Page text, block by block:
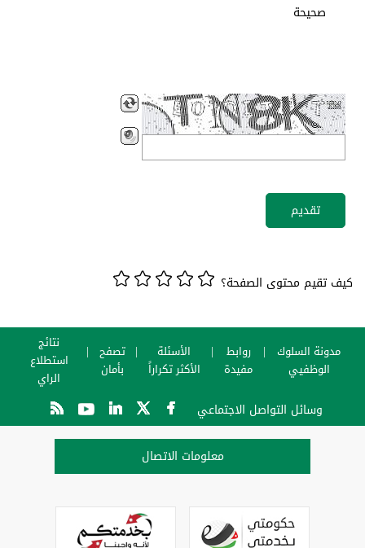
صحيحة
كيف تقيم محتوى الصفحة؟
مدونة السلوك
الوظفيي
روابط
مفيدة
الأسئلة
الأكثر تكراراً
تصفح
بأمان
نتائج
استطلاع
الراي
وسائل التواصل الاجتماعي
معلومات الاتصال